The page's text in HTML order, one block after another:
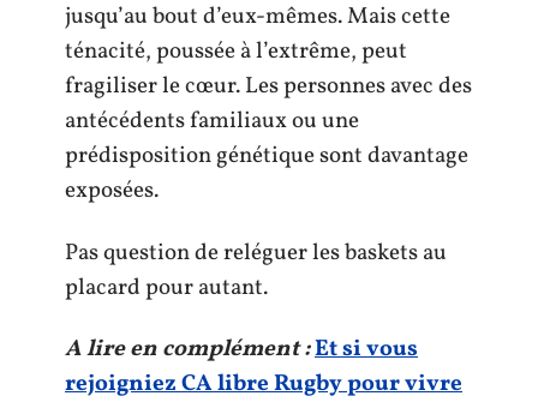
jusqu’au bout d’eux-mêmes. Mais cette
ténacité, poussée à l’extrême, peut
fragiliser le cœur. Les personnes avec des
antécédents familiaux ou une
prédisposition génétique sont davantage
exposées.
Pas question de reléguer les baskets au
placard pour autant.
A lire en complément :Et si vous
rejoigniez CA libre Rugby pour vivre